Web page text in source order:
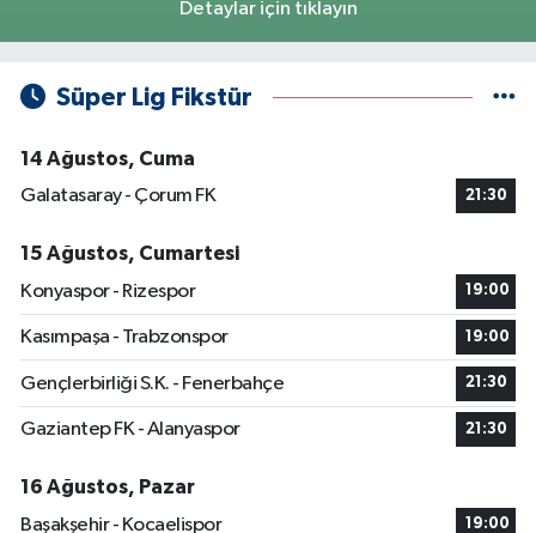
Detaylar için tıklayın
Süper Lig Fikstür
14 Ağustos, Cuma
Galatasaray - Çorum FK
21:30
15 Ağustos, Cumartesi
Konyaspor - Rizespor
19:00
Kasımpaşa - Trabzonspor 19:00
Gençlerbirliği S.K. - Fenerbahçe 21:30
Gaziantep FK - Alanyaspor 21:30
16 Ağustos, Pazar
Başakşehir - Kocaelispor
19:00